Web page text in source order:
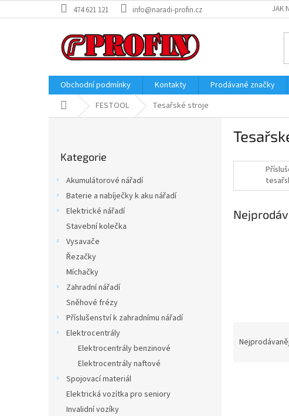
na
474 621 121 info@naradi-profin.cz JAK
Obchodní podmínky Kontakty Prodávané značky
Domů FESTOOL Tesařské stroje
kategorie
Kategorie
Akumulátorové nářadí
Baterie a nabíječky k aku nářadí
Elektrické nářadí
Stavební kolečka
Vysavače
Řezačky
Míchačky
Zahradní nářadí
Sněhové frézy
Příslušenství k zahradnímu nářadí
Elektrocentrály
Elektrocentrály benzinové
Elektrocentrály naftové
Spojovací materiál
Elektrická vozítka pro seniory
Invalidní vozíky